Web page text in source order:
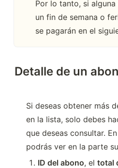
Por lo tanto, si
un fin de semana o
se pagarán en el
Detalle de un
Si deseas obtener más
en la lista, solo debes
que deseas consultar.
podrás ver en la parte
ID del abono, el total